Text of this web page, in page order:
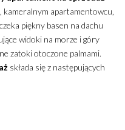
kameralnym apartamentowcu,
piękny basen na dachu
widoki na morze i góry
zatoki otoczone palmami.
składa się z następujących